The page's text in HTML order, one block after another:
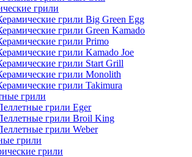
грили
грили Big Green Egg
грили Green Kamado
грили Primo
грили Kamado Joe
грили Start Grill
грили Monolith
грили Takimura
грили
грили Eger
грили Broil King
грили Weber
грили
грили